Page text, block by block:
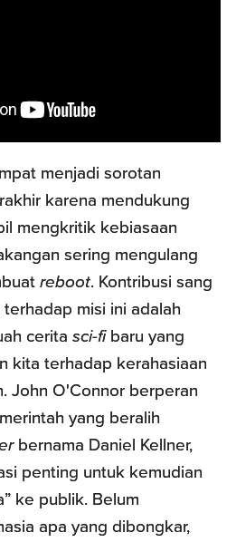
menjadi sorotan
karena mendukung
mengkritik kebiasaan
sering mengulang
reboot. Kontribusi sang
misi ini adalah
ceritasci-fibaru yang
kita terhadap kerahasiaan
John O'Connor berperan
yang beralih
bernama Daniel Kellner,
penting untuk kemudian
ke publik. Belum
apa yang dibongkar,